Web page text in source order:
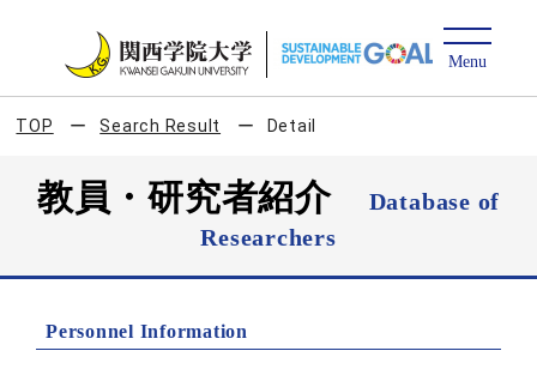
TOP Search Result Detail
教員・研究者紹介
Database of
Researchers
Personnel Information